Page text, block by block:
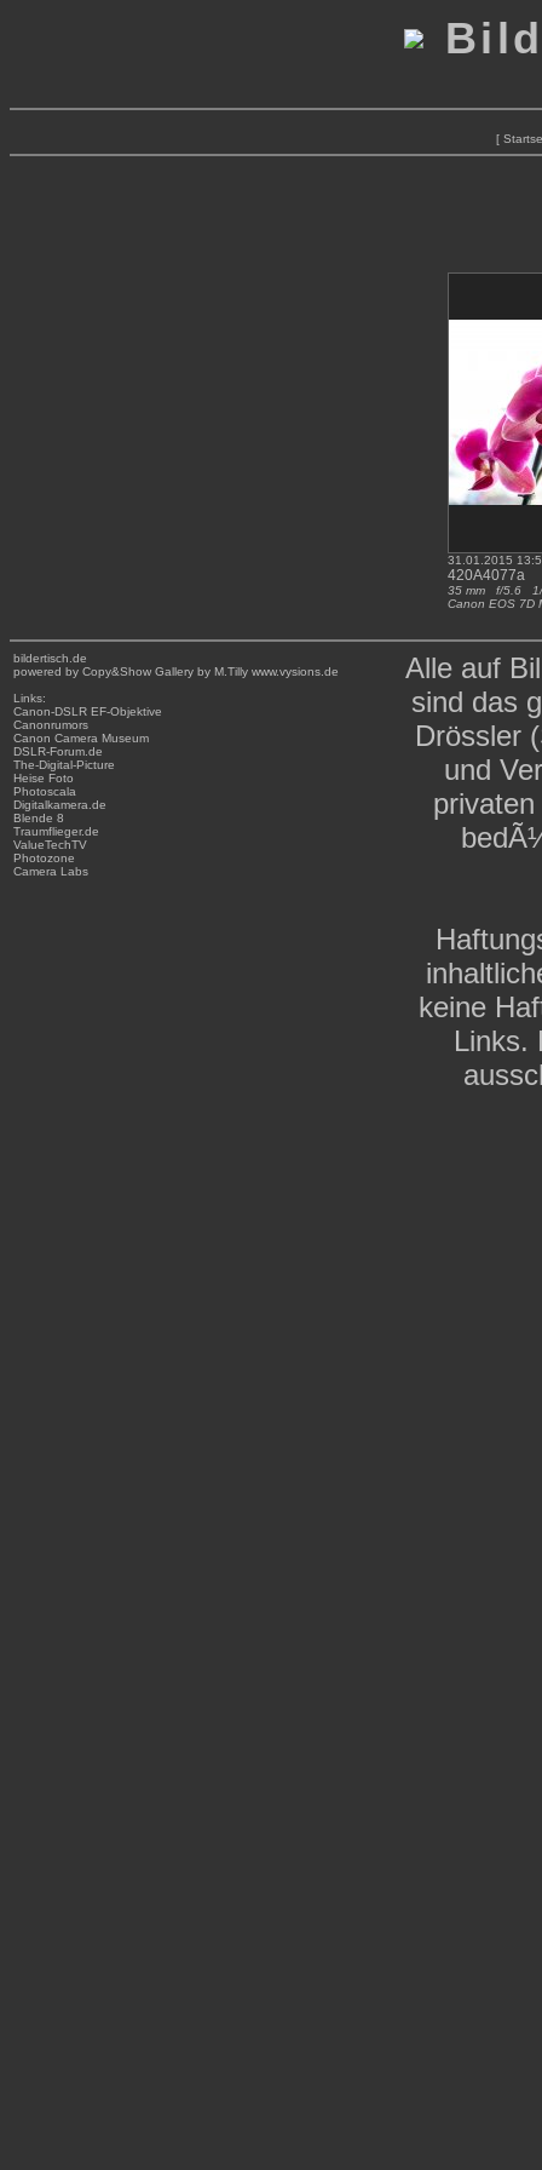
[
31.01.2015
420A4077a
35 mm f/5.6
Canon EOS
bildertisch.de
powered by Copy&Show Gallery by M.Tilly www.vysions.de
Links:
Canon-DSLR EF-Objektive
Canonrumors
Canon Camera Museum
DSLR-Forum.de
The-Digital-Picture
Heise Foto
Photoscala
Digitalkamera.de
Blende 8
Traumflieger.de
ValueTechTV
Photozone
Camera Labs
Alle auf
sind das
Drössler
und
keine
Links.